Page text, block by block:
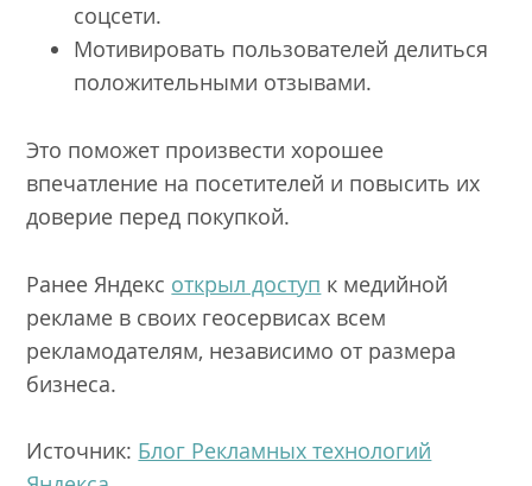
соцсети.
Мотивировать пользователей делиться
положительными отзывами.
Это поможет произвести хорошее
впечатление на посетителей и повысить их
доверие перед покупкой.
Ранее Яндекс открыл доступ к медийной
рекламе в своих геосервисах всем
рекламодателям, независимо от размера
бизнеса.
Источник: Блог Рекламных технологий